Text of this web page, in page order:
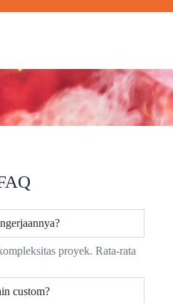
proyek. Rata-rata
custom?